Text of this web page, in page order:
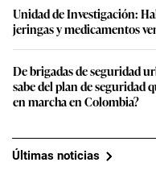
Unidad de Investigación:
jeringas y medicamentos
De brigadas de seguridad
sabe del plan de seguridad
en marcha en Colombia?
Últimas noticias